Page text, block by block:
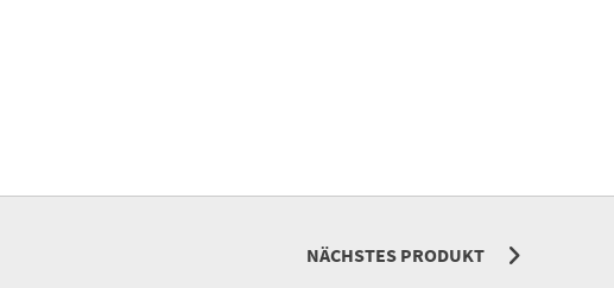
NÄCHSTES PRODUKT